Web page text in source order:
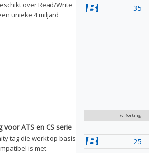
over Read/Write
unieke 4 miljard
35
voor ATS en CS serie
tag die werkt op basis
is met
% Korting
25